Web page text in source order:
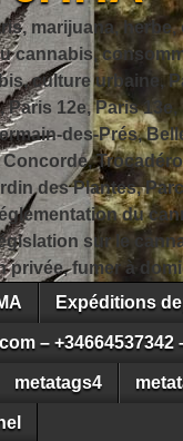
marijuana,
cannabis,
culture urbaine,
12e, Paris
des-Prés,
des Plantes,
du
sur le
fumer à
Expéditions
–
metatags4